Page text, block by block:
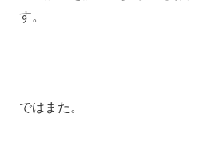
す。
ではまた。